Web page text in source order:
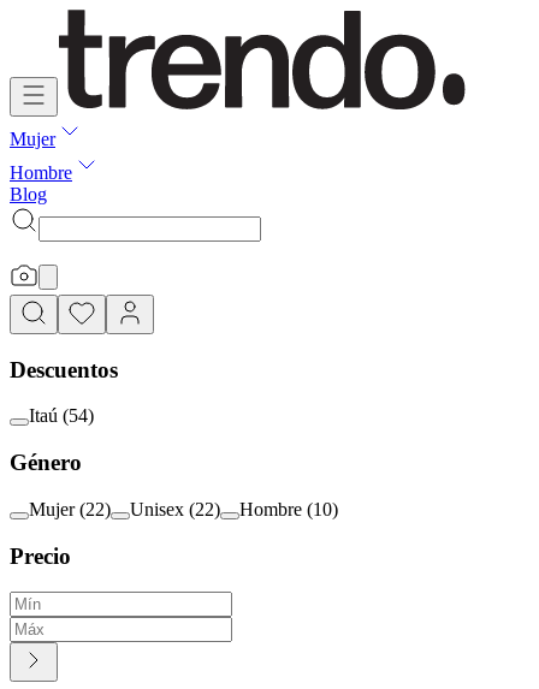
Mujer
Hombre
Blog
Descuentos
Itaú (54)
Género
Mujer (22) Unisex (22) Hombre (10)
Precio